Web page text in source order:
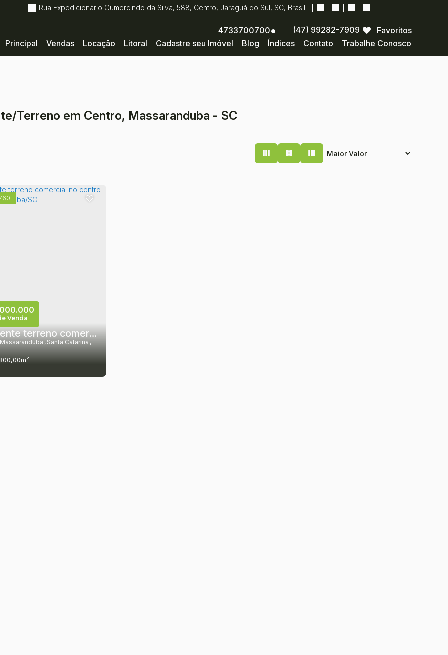
Rua Expedicionário Gumercindo da Silva, 588, Centro, Jaraguá do Sul, SC, Brasil
Trabalhe Conosco
Contato
Índices
Blog
Cadastre seu Imóvel
Litoral
Locação
Vendas
Principal
Favoritos
4733700700 (47) 99282-7909
Terreno em Centro, Massaranduba - SC
Excelente terreno comercial no centro de Massaranduba/SC.
Venda
Massaranduba , Santa Catarina ,